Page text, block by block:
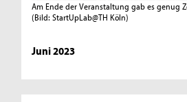
Am Ende der Veranstaltung gab es genug
(Bild: StartUpLab@TH Köln)
Juni 2023